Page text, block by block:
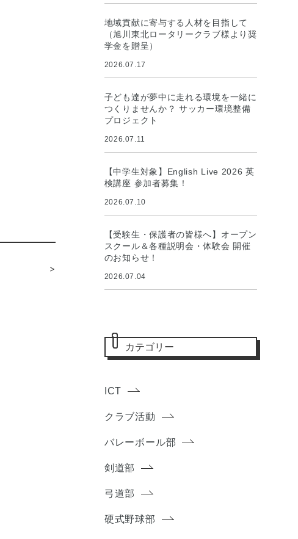
>
地域貢献に寄与する人材を目指して
（旭川東北ロータリークラブ様より奨
学金を贈呈）
2026.07.17
子ども達が夢中に走れる環境を一緒に
つくりませんか？ サッカー環境整備
プロジェクト
2026.07.11
【中学生対象】English Live 2026 英
検講座 参加者募集！
2026.07.10
【受験生・保護者の皆様へ】オープン
スクール＆各種説明会・体験会 開催
のお知らせ！
2026.07.04
カテゴリー
ICT
クラブ活動
バレーボール部
剣道部
弓道部
硬式野球部